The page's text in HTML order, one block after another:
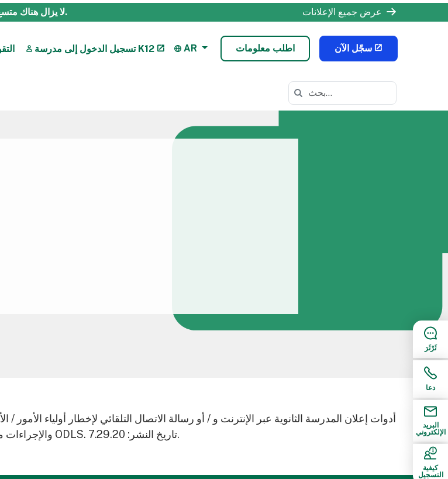
لا يزال هناك متسع.
تسجيل الدخول إلى مدرسة K12 AR اطلب معلومات سجّل الآن
البحث في https://odls.k12.com/
حالة الطوارئ. خطة إدارة الطوارئ الكاملة - ODLS والإجراءات موجودة في مكتب ODLS. تاريخ النشر: 7.29.20.
ثَرْثَرَ
دعا
البريد
الإلكتروني
كيفية
التسجيل